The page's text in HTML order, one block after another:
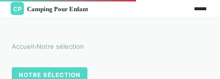
Accueil›Notre sélection
NOTRE SÉLECTION